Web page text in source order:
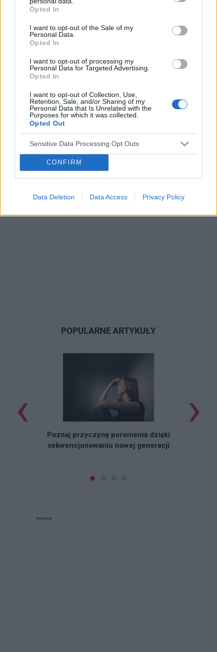
Opted In
I want to opt-out of the Sale of my
Personal Data.
Opted In
I want to opt-out of processing my
Personal Data for Targeted Advertising.
Opted In
I want to opt-out of Collection, Use,
Retention, Sale, and/or Sharing of my
Personal Data that Is Unrelated with the
Purposes for which it was collected.
Opted Out
Sensitive Data Processing Opt Outs
CONFIRM
Data Deletion Data Access Privacy Policy
dobrze podkreślają sylwetkę i
bluzkami.
POPULARNE ARTYKUŁY
Poznaj przyczynę poronienia dzięki
sekwencjonowaniu nowej generacji
‹ ›
Reklama: